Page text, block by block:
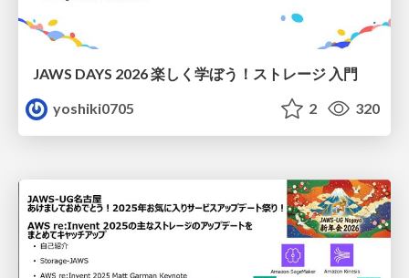
JAWS DAYS 2026 楽しく学ぼう！ストレージ 入門
yoshiki0705
2 320